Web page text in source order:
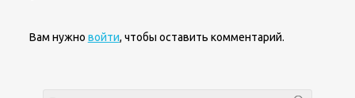
Вам нужно войти, чтобы оставить комментарий.